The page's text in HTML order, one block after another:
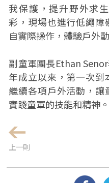
我保護，提升野外求
彩，現場也進行低繩障
自實際操作，體驗戶外
副童軍團長Ethan
年成立以來，第一次到
繼續各項戶外活動，讓
實踐童軍的技能和精神。
上一則